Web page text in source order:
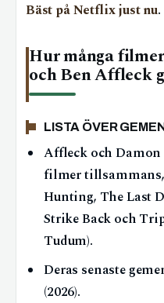
Bäst på Netflix just nu.
Hur många
och Ben Affleck
LISTA ÖVER
Affleck och
filmer
Hunting, The Last
Strike Back och
Tudum).
Deras senaste
(2026).